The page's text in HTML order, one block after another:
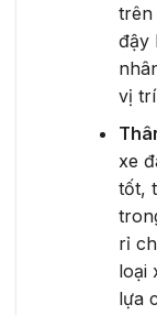
trên
đậy
vị
xe
tốt,
rỉ
loại
lựa